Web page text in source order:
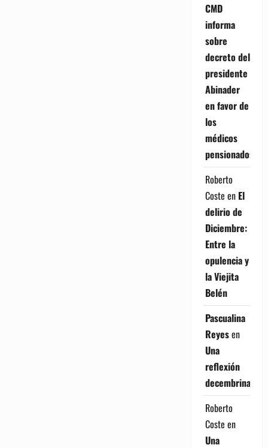
CMD
informa
sobre
decreto del
presidente
Abinader
en favor de
los
médicos
pensionados
Roberto
Coste en El
delirio de
Diciembre:
Entre la
opulencia y
la Viejita
Belén
Pascualina
Reyesen
Una
reflexión
decembrina
Roberto
Coste en
Una